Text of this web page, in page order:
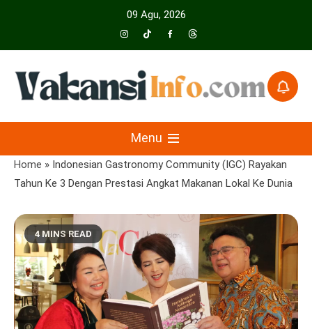
09 Agu, 2026
VakansiinfoMenu
Home » Indonesian Gastronomy Community (IGC) Rayakan
Tahun Ke 3 Dengan Prestasi Angkat Makanan Lokal Ke Dunia
4 MINS READ